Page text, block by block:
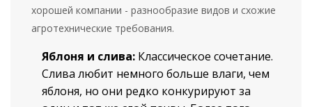
хорошей компании - разнообразие видов и схожие
агротехнические требования.
Яблоня и слива: Классическое сочетание.
Слива любит немного больше влаги, чем
яблоня, но они редко конкурируют за